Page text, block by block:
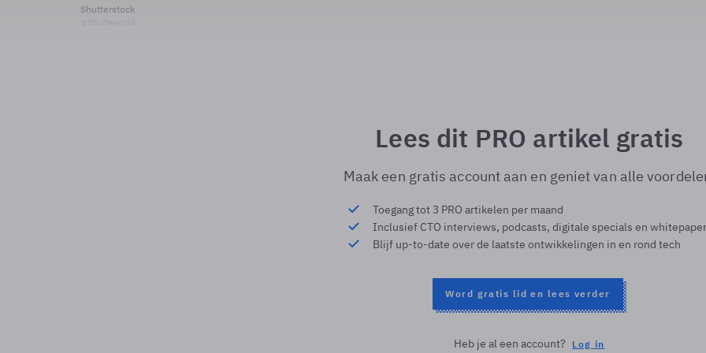
Shutterstock
Lees dit PRO artikel gratis
Maak een gratis account aan en geniet van alle
Toegang tot 3 PRO artikelen per maand
Inclusief CTO interviews, podcasts, digitale specials en
Blijf up-to-date over de laatste ontwikkelingen in en rond tech
Word gratis lid en lees verder
Heb je al een account? Log in